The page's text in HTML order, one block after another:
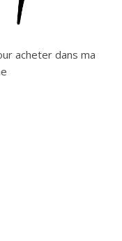
acheter dans ma